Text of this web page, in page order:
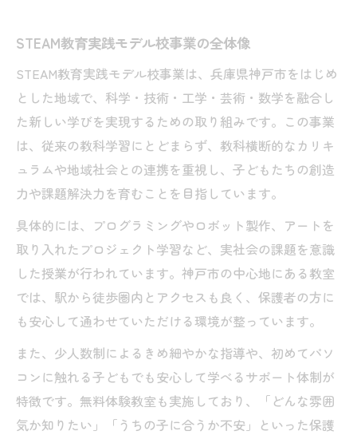
STEAM教育実践モデル校事業の全体像
STEAM教育実践モデル校事業は、兵庫県神戸市をはじめ
とした地域で、科学・技術・工学・芸術・数学を融合し
た新しい学びを実現するための取り組みです。この事業
は、従来の教科学習にとどまらず、教科横断的なカリキ
ュラムや地域社会との連携を重視し、子どもたちの創造
力や課題解決力を育むことを目指しています。
具体的には、プログラミングやロボット製作、アートを
取り入れたプロジェクト学習など、実社会の課題を意識
した授業が行われています。神戸市の中心地にある教室
では、駅から徒歩圏内とアクセスも良く、保護者の方に
も安心して通わせていただける環境が整っています。
また、少人数制によるきめ細やかな指導や、初めてパソ
コンに触れる子どもでも安心して学べるサポート体制が
特徴です。無料体験教室も実施しており、「どんな雰囲
気か知りたい」「うちの子に合うか不安」といった保護